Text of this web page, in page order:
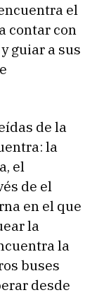
el
contar con
guiar a sus
de la
la
el
de el
en el que
la
la
buses
desde